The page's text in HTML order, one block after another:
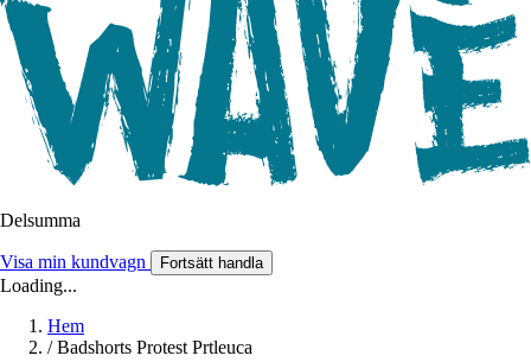
Delsumma
Visa min kundvagn Fortsätt handla
Loading...
Hem
/ Badshorts Protest Prtleuca